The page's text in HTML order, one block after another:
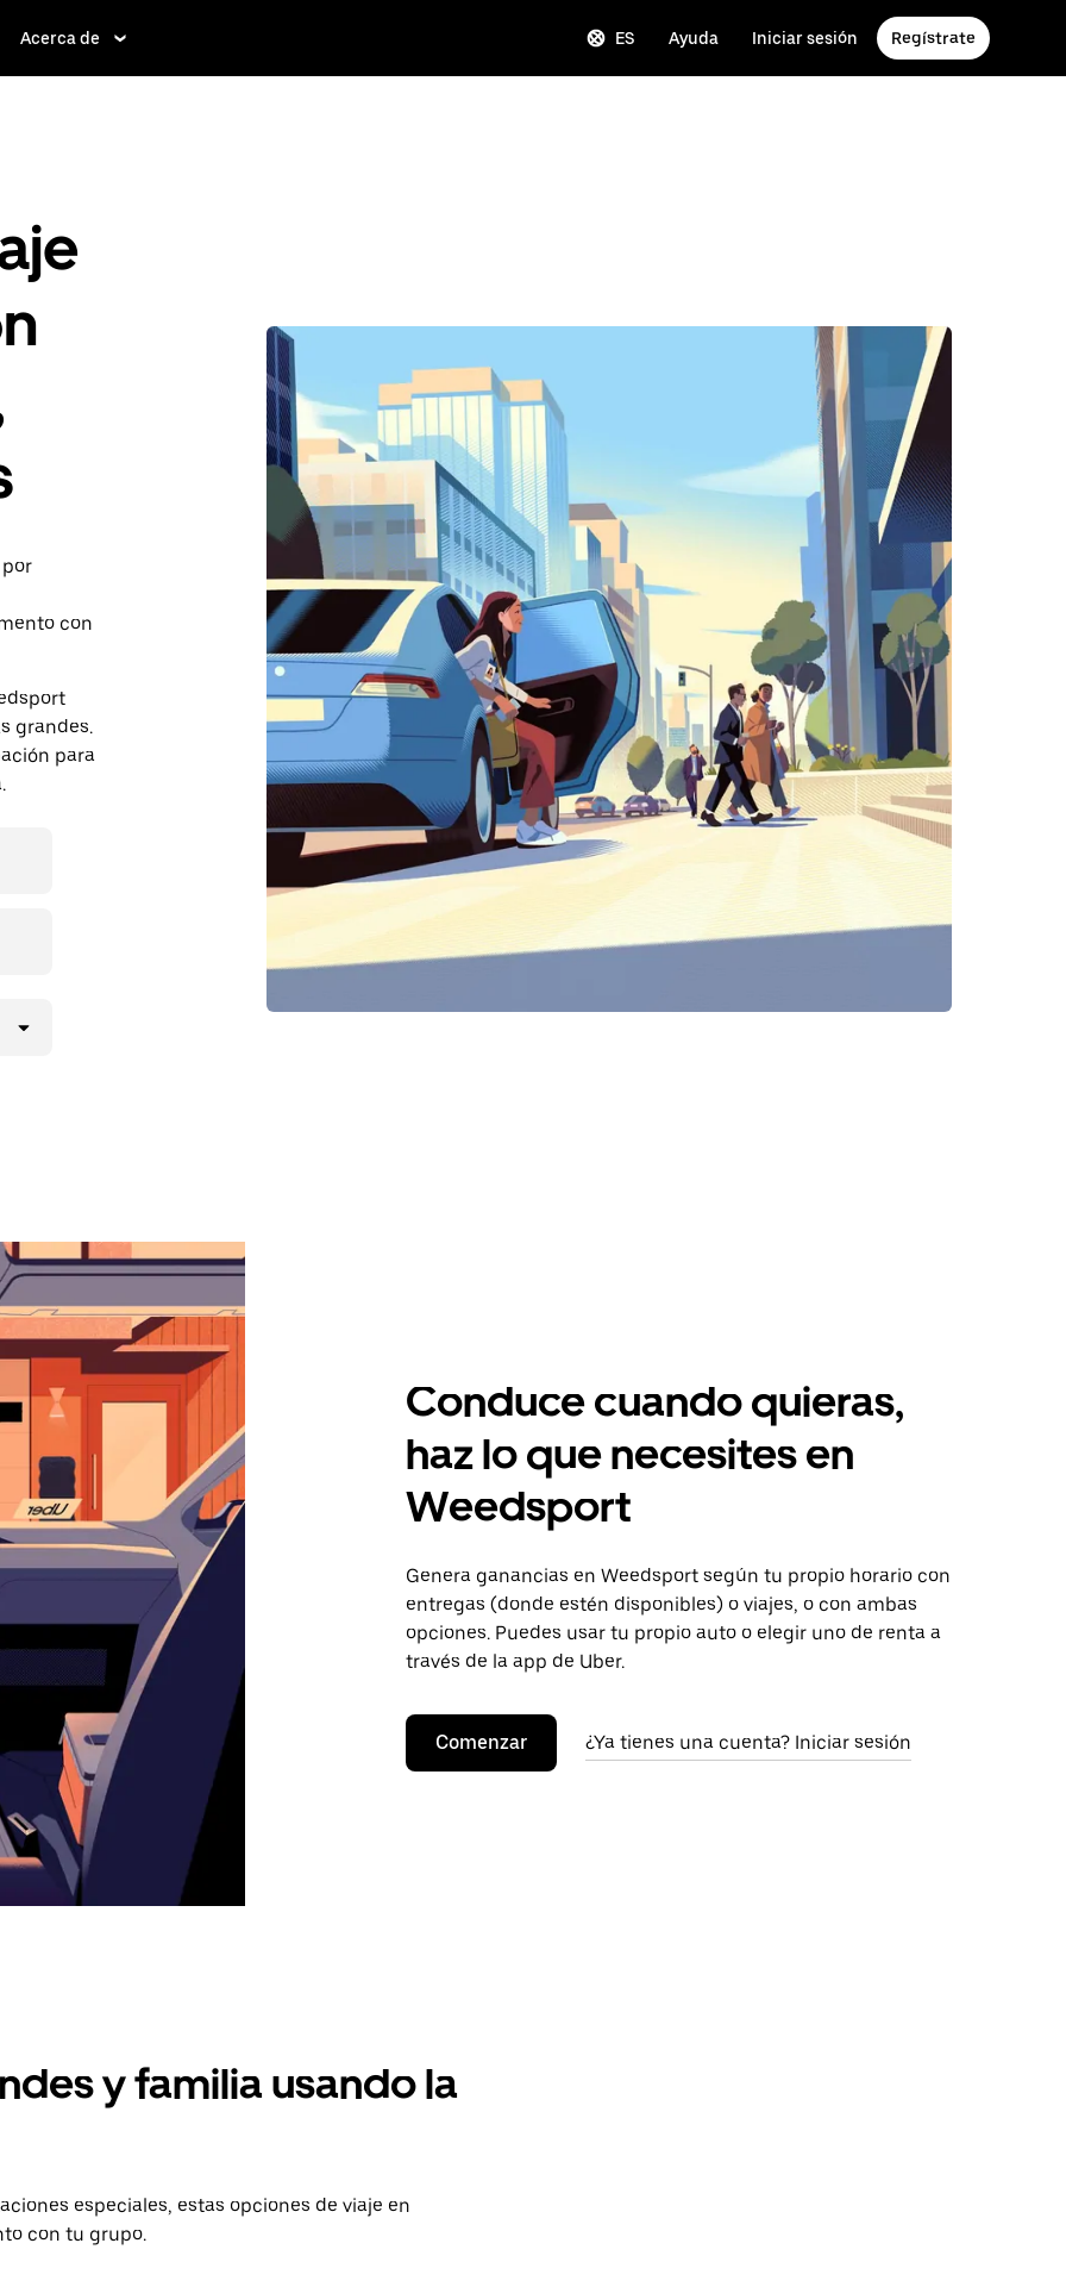
Acerca de ES Ayuda Iniciar sesión Regístrate
con
grandes.
para
Conduce cuando quieras,
haz lo que necesites en
Weedsport
Genera ganancias en Weedsport según tu propio horario con
entregas (donde estén disponibles) o viajes, o con ambas
opciones. Puedes usar tu propio auto o elegir uno de renta a
través de la app de Uber.
Comenzar ¿Ya tienes una cuenta? Iniciar sesión
y familia usando la
especiales, estas opciones de viaje en
con tu grupo.